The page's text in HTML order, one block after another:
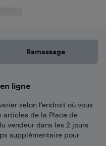
Ramassage
ligne
selon l'endroit où vous
articles de la Place de
vendeur dans les 2 jours
supplémentaire pour